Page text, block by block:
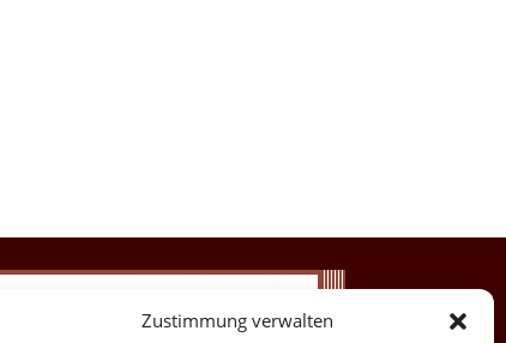
Zustimmung verwalten